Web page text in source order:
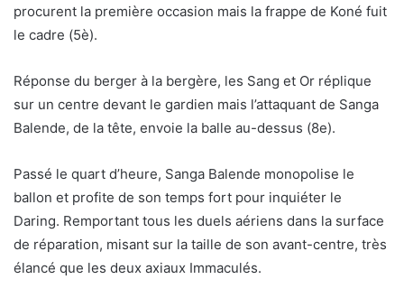
procurent la première occasion mais la frappe de Koné fuit
le cadre (5è).
Réponse du berger à la bergère, les Sang et Or réplique
sur un centre devant le gardien mais l’attaquant de Sanga
Balende, de la tête, envoie la balle au-dessus (8e).
Passé le quart d’heure, Sanga Balende monopolise le
ballon et profite de son temps fort pour inquiéter le
Daring. Remportant tous les duels aériens dans la surface
de réparation, misant sur la taille de son avant-centre, très
élancé que les deux axiaux Immaculés.